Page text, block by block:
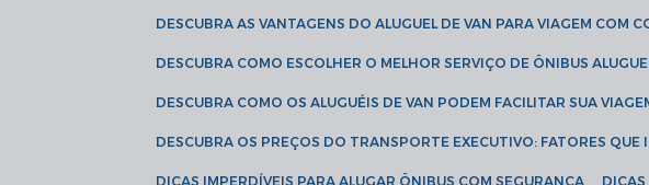
DESCUBRA AS VANTAGENS DO ALUGUEL DE VAN PARA VIAGEM COM
DESCUBRA COMO ESCOLHER O MELHOR SERVIÇO DE ÔNIBUS
DESCUBRA COMO OS ALUGUÉIS DE VAN PODEM FACILITAR SUA
DESCUBRA OS PREÇOS DO TRANSPORTE EXECUTIVO: FATORES QUE
DICAS IMPERDÍVEIS PARA ALUGAR ÔNIBUS COM SEGURANÇA